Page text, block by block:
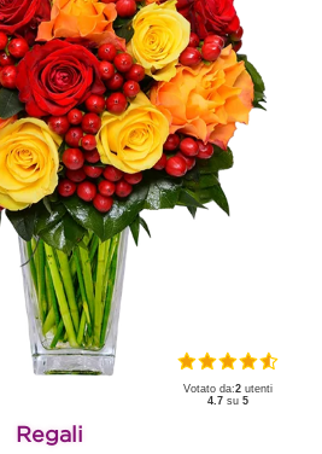
Votato da:2 utenti
4.7 su5
Regali